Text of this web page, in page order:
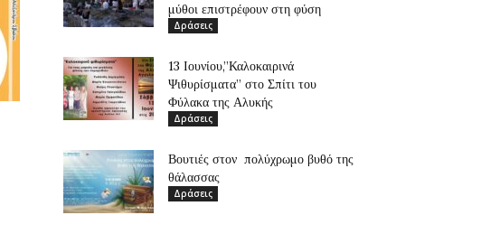
μύθοι επιστρέφουν στη φύση
Δράσεις
13 Ιουνίου,”Καλοκαιρινά
Ψιθυρίσματα” στο Σπίτι του
Φύλακα της Αλυκής
Δράσεις
Βουτιές στον πολύχρωμο βυθό της
θάλασσας
Δράσεις